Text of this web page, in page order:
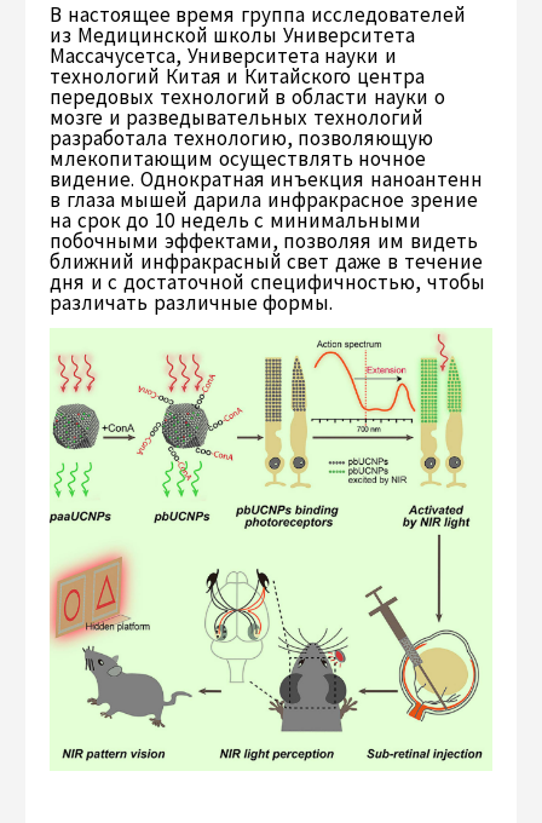
В настоящее время группа исследователей
из Медицинской школы Университета
Массачусетса, Университета науки и
технологий Китая и Китайского центра
передовых технологий в области науки о
мозге и разведывательных технологий
разработала технологию, позволяющую
млекопитающим осуществлять ночное
видение. Однократная инъекция наноантенн
в глаза мышей дарила инфракрасное зрение
на срок до 10 недель с минимальными
побочными эффектами, позволяя им видеть
ближний инфракрасный свет даже в течение
дня и с достаточной специфичностью, чтобы
различать различные формы.